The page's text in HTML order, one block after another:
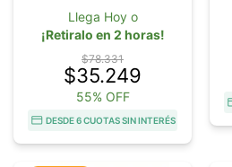
Llega Hoy o
¡Retiralo en 2 horas!
$78.331
$35.249
55% OFF
DESDE 6 CUOTAS SIN INTERÉS